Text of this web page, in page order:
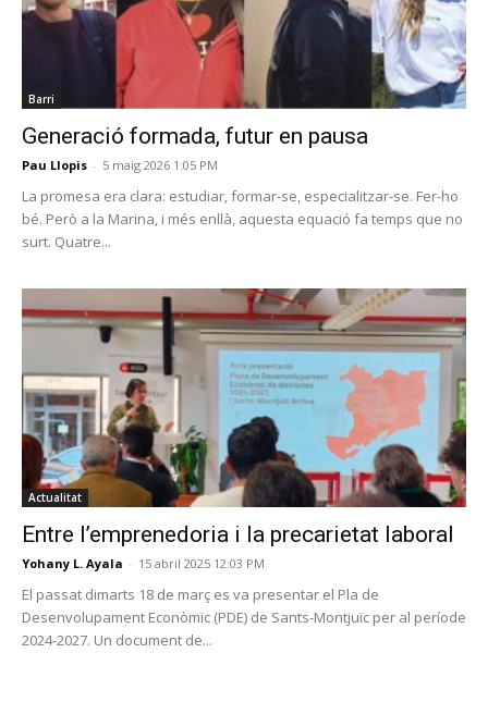
Barri
Generació formada, futur en pausa
Pau Llopis - 5 maig 2026 1:05 PM
La promesa era clara: estudiar, formar-se, especialitzar-se. Fer-ho
bé. Però a la Marina, i més enllà, aquesta equació fa temps que no
surt. Quatre...
Actualitat
Entre l’emprenedoria i la precarietat laboral
Yohany L. Ayala - 15 abril 2025 12:03 PM
El passat dimarts 18 de març es va presentar el Pla de
Desenvolupament Econòmic (PDE) de Sants-Montjuïc per al període
2024-2027. Un document de...